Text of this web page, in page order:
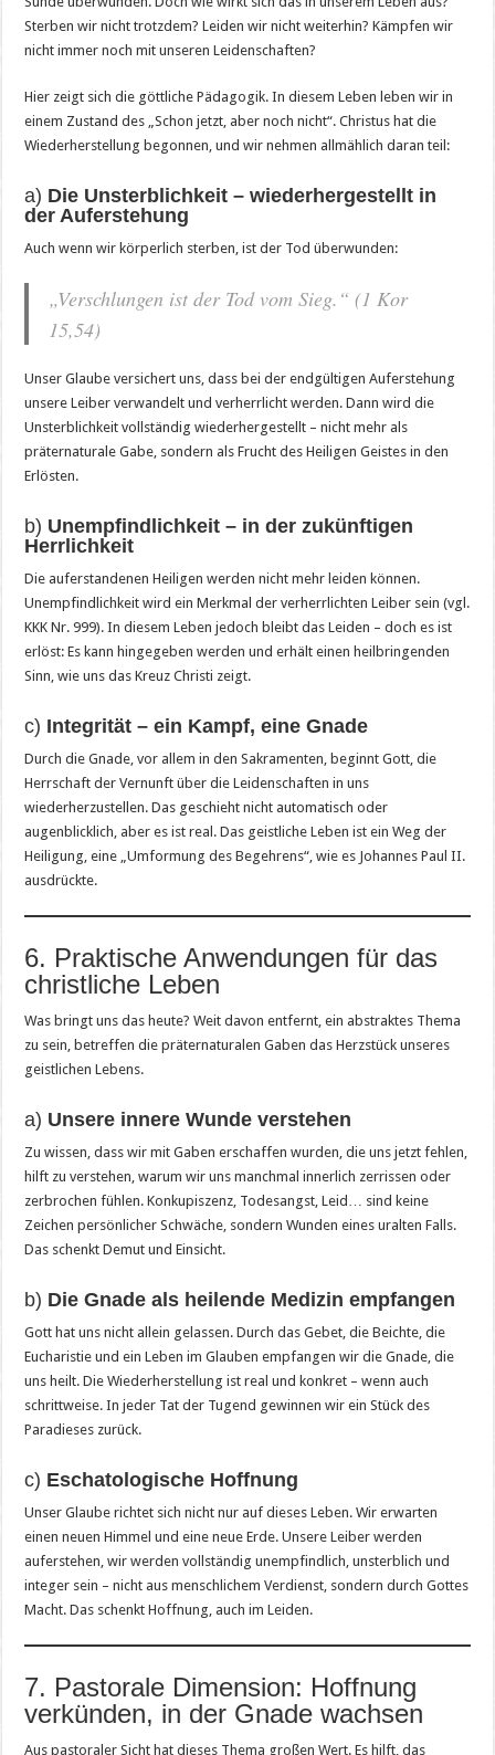
Sterben wir nicht trotzdem? Leiden wir nicht weiterhin? Kämpfen wir
nicht immer noch mit unseren Leidenschaften?
Hier zeigt sich die göttliche Pädagogik. In diesem Leben leben wir in
einem Zustand des „Schon jetzt, aber noch nicht“. Christus hat die
Wiederherstellung begonnen, und wir nehmen allmählich daran teil:
a) Die Unsterblichkeit – wiederhergestellt in
der Auferstehung
Auch wenn wir körperlich sterben, ist der Tod überwunden:
„Verschlungen ist der Tod vom Sieg.“ (1 Kor
15,54)
Unser Glaube versichert uns, dass bei der endgültigen Auferstehung
unsere Leiber verwandelt und verherrlicht werden. Dann wird die
Unsterblichkeit vollständig wiederhergestellt – nicht mehr als
präternaturale Gabe, sondern als Frucht des Heiligen Geistes in den
Erlösten.
b) Unempfindlichkeit – in der zukünftigen
Herrlichkeit
Die auferstandenen Heiligen werden nicht mehr leiden können.
Unempfindlichkeit wird ein Merkmal der verherrlichten Leiber sein (vgl.
KKK Nr. 999). In diesem Leben jedoch bleibt das Leiden – doch es ist
erlöst: Es kann hingegeben werden und erhält einen heilbringenden
Sinn, wie uns das Kreuz Christi zeigt.
c) Integrität – ein Kampf, eine Gnade
Durch die Gnade, vor allem in den Sakramenten, beginnt Gott, die
Herrschaft der Vernunft über die Leidenschaften in uns
wiederherzustellen. Das geschieht nicht automatisch oder
augenblicklich, aber es ist real. Das geistliche Leben ist ein Weg der
Heiligung, eine „Umformung des Begehrens“, wie es Johannes Paul II.
ausdrückte.
6. Praktische Anwendungen für das
christliche Leben
Was bringt uns das heute? Weit davon entfernt, ein abstraktes Thema
zu sein, betreffen die präternaturalen Gaben das Herzstück unseres
geistlichen Lebens.
a) Unsere innere Wunde verstehen
Zu wissen, dass wir mit Gaben erschaffen wurden, die uns jetzt fehlen,
hilft zu verstehen, warum wir uns manchmal innerlich zerrissen oder
zerbrochen fühlen. Konkupiszenz, Todesangst, Leid… sind keine
Zeichen persönlicher Schwäche, sondern Wunden eines uralten Falls.
Das schenkt Demut und Einsicht.
b) Die Gnade als heilende Medizin empfangen
Gott hat uns nicht allein gelassen. Durch das Gebet, die Beichte, die
Eucharistie und ein Leben im Glauben empfangen wir die Gnade, die
uns heilt. Die Wiederherstellung ist real und konkret – wenn auch
schrittweise. In jeder Tat der Tugend gewinnen wir ein Stück des
Paradieses zurück.
c) Eschatologische Hoffnung
Unser Glaube richtet sich nicht nur auf dieses Leben. Wir erwarten
einen neuen Himmel und eine neue Erde. Unsere Leiber werden
auferstehen, wir werden vollständig unempfindlich, unsterblich und
integer sein – nicht aus menschlichem Verdienst, sondern durch Gottes
Macht. Das schenkt Hoffnung, auch im Leiden.
7. Pastorale Dimension: Hoffnung
verkünden, in der Gnade wachsen
Aus pastoraler Sicht hat dieses Thema großen Wert. Es hilft, das